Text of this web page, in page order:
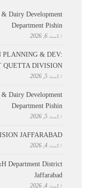
Dairy Development
Department Pishin
اگست 6, 2026
PLANNING & DEV:
QUETTA DIVISION
اگست 5, 2026
Dairy Development
Department Pishin
اگست 5, 2026
JAFFARABAD
اگست 4, 2026
Department District
Jaffarabad
اگست 4, 2026